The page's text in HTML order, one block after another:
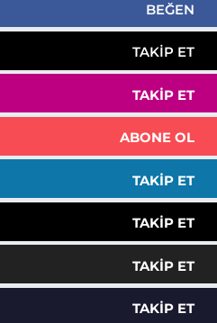
BEĞEN
TAKIP ET
TAKIP ET
ABONE OL
TAKIP ET
TAKIP ET
TAKIP ET
TAKIP ET